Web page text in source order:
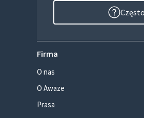
Firma
O nas
O Awaze
Prasa